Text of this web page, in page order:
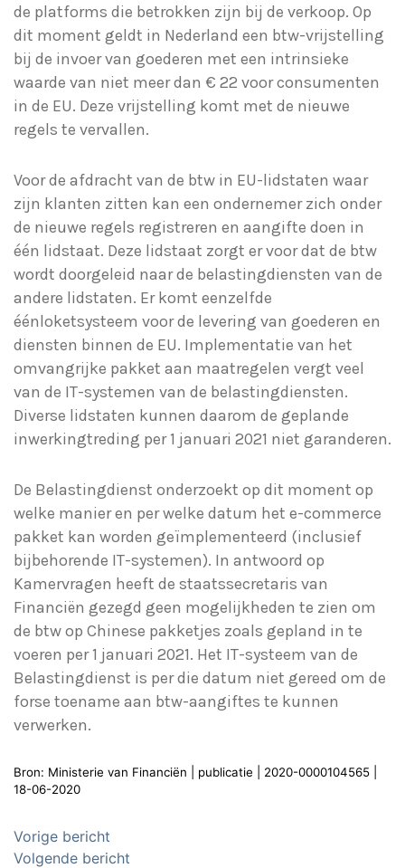
de platforms die betrokken zijn bij de verkoop. Op
dit moment geldt in Nederland een btw-vrijstelling
bij de invoer van goederen met een intrinsieke
waarde van niet meer dan € 22 voor consumenten
in de EU. Deze vrijstelling komt met de nieuwe
regels te vervallen.
Voor de afdracht van de btw in EU-lidstaten waar
zijn klanten zitten kan een ondernemer zich onder
de nieuwe regels registreren en aangifte doen in
één lidstaat. Deze lidstaat zorgt er voor dat de btw
wordt doorgeleid naar de belastingdiensten van de
andere lidstaten. Er komt eenzelfde
éénloketsysteem voor de levering van goederen en
diensten binnen de EU. Implementatie van het
omvangrijke pakket aan maatregelen vergt veel
van de IT-systemen van de belastingdiensten.
Diverse lidstaten kunnen daarom de geplande
inwerkingtreding per 1 januari 2021 niet garanderen.
De Belastingdienst onderzoekt op dit moment op
welke manier en per welke datum het e-commerce
pakket kan worden geïmplementeerd (inclusief
bijbehorende IT-systemen). In antwoord op
Kamervragen heeft de staatssecretaris van
Financiën gezegd geen mogelijkheden te zien om
de btw op Chinese pakketjes zoals gepland in te
voeren per 1 januari 2021. Het IT-systeem van de
Belastingdienst is per die datum niet gereed om de
forse toename aan btw-aangiftes te kunnen
verwerken.
Bron: Ministerie van Financiën | publicatie | 2020-0000104565 |
18-06-2020
Bericht
Vorige bericht
Volgende bericht